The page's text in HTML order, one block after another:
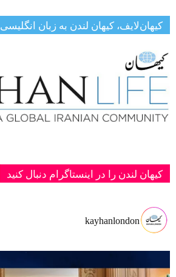
کیهان‌لایف، کیهان لندن به زبان انگلیسی
کیهان لندن را در اینستاگرام دنبال کنید
kayhanlondon